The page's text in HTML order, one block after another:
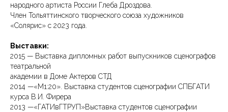
народного артиста России Глеба Дроздова.
Член Тольяттинского творческого союза художников
«Солярис» с 2023 года.
Выставки:
2015 — Выставка дипломных работ выпускников сценографов
театральной
академии в Доме Актеров СТД
2014 —«М1:20». Выставка студентов сценографии СПБГАТИ
курса В.И. Фирера
2013 —«ГАТИвГТРУП»Выставка студентов сценографии